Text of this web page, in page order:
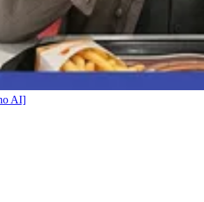
AI]